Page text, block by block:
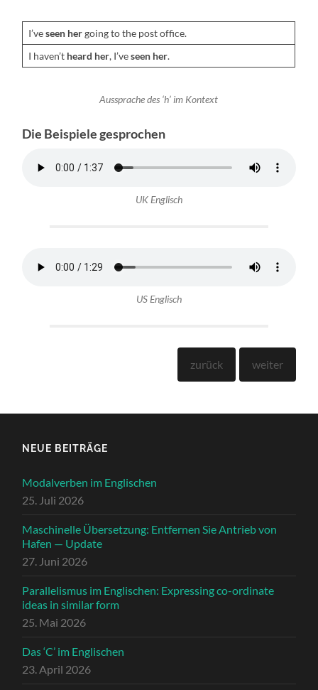
I’veseen hergoing to the post office.
I haven’t heard her, I’veseen her.
Aussprache des ‘h’ im Kon­text
Die Beispiele gesprochen
UK Englisch
US Englisch
zurück weit­er
NEUE BEITRÄGE
Modalverben im Englischen
25. Juli 2026
Maschinelle Übersetzung: Entfernen Sie Antrieb von
Hafen — Update
27. Juni 2026
Parallelismus im Englischen: Expressing co-ordinate
ideas in similar form
25. Mai 2026
Das ‘C’ im Englischen
23. April 2026